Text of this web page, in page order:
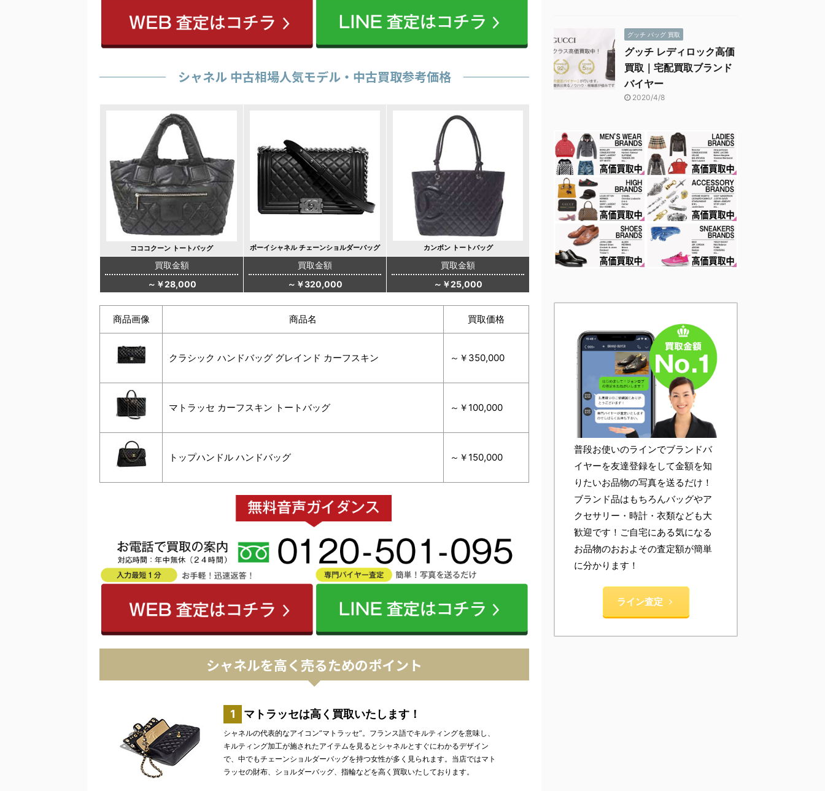
シャネル 中古相場人気モデル・中古買取参考価格
コココクーン トートバッグ ボーイシャネル チェーンショルダーバッグ カンボン トートバッグ
買取金額
～￥28,000
買取金額
～￥320,000
買取金額
～￥25,000
商品画像 商品名 買取価格
クラシック ハンドバッグ グレインド カーフスキン ～￥350,000
マトラッセ カーフスキン トートバッグ ～￥100,000
トップハンドル ハンドバッグ ～￥150,000
シャネルを高く売るためのポイント
マトラッセは高く買取いたします！
シャネルの代表的なアイコン”マトラッセ”。フランス語でキルティングを意味し、
キルティング加工が施されたアイテムを見るとシャネルとすぐにわかるデザイン
で、中でもチェーンショルダーバッグを持つ女性が多く見られます。当店ではマト
ラッセの財布、ショルダーバッグ、指輪などを高く買取いたしております。
グッチ バッグ 買取
グッチ レディロック高価
買取｜宅配買取ブランド
バイヤー
2020/4/8
普段お使いのラインでブランドバ
イヤーを友達登録をして金額を知
りたいお品物の写真を送るだけ！
ブランド品はもちろんバッグやア
クセサリー・時計・衣類なども大
歓迎です！ご自宅にある気になる
お品物のおおよその査定額が簡単
に分かります！
ライン査定